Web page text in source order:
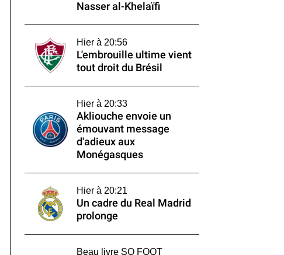
Nasser al-Khelaïfi
Hier à 20:56
L'embrouille ultime vient
tout droit du Brésil
Hier à 20:33
Akliouche envoie un
émouvant message
d'adieux aux
Monégasques
Hier à 20:21
Un cadre du Real Madrid
prolonge
Beau livre SO FOOT